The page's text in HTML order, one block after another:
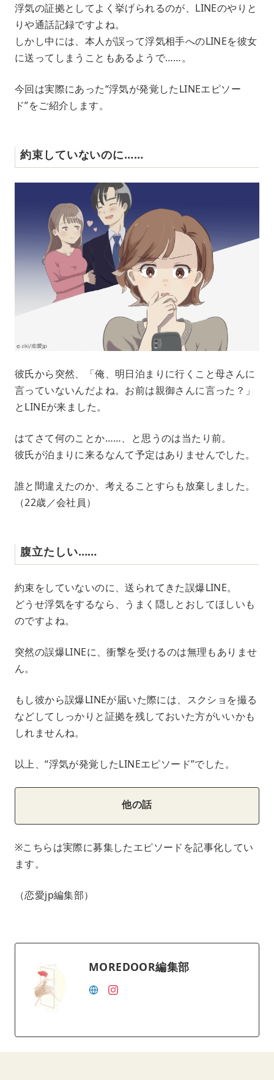
u
e
浮気の証拠としてよく挙げられるのが、LINEのやりと
りや通話記録ですよね。
しかし中には、本人が誤って浮気相手へのLINEを彼女
に送ってしまうこともあるようで……。
今回は実際にあった“浮気が発覚したLINEエピソー
ド”をご紹介します。
約束していないのに……
彼氏から突然、「俺、明日泊まりに行くこと母さんに
言っていないんだよね。お前は親御さんに言った？」
とLINEが来ました。
はてさて何のことか……、と思うのは当たり前。
彼氏が泊まりに来るなんて予定はありませんでした。
誰と間違えたのか、考えることすらも放棄しました。
（22歳／会社員）
腹立たしい……
約束をしていないのに、送られてきた誤爆LINE。
どうせ浮気をするなら、うまく隠しとおしてほしいも
のですよね。
突然の誤爆LINEに、衝撃を受けるのは無理もありませ
ん。
もし彼から誤爆LINEが届いた際には、スクショを撮る
などしてしっかりと証拠を残しておいた方がいいかも
しれませんね。
以上、“浮気が発覚したLINEエピソード”でした。
他の話
※こちらは実際に募集したエピソードを記事化してい
ます。
（恋愛jp編集部）
MOREDOOR編集部